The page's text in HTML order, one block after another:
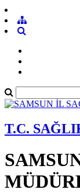
T.C.